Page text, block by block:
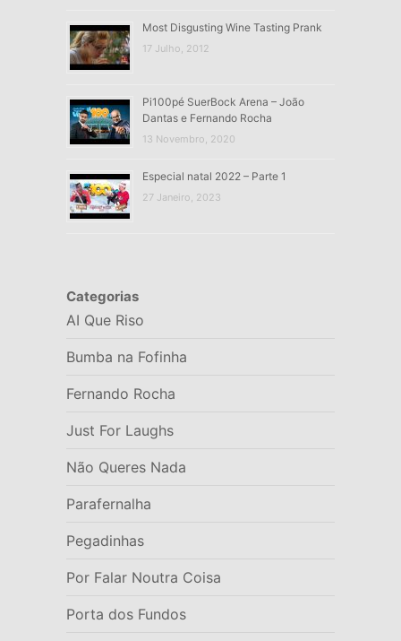
Most Disgusting Wine Tasting Prank
17 Julho, 2012
Pi100pé SuerBock Arena – João
Dantas e Fernando Rocha
13 Novembro, 2020
Especial natal 2022 – Parte 1
27 Janeiro, 2023
Categorias
AI Que Riso
Bumba na Fofinha
Fernando Rocha
Just For Laughs
Não Queres Nada
Parafernalha
Pegadinhas
Por Falar Noutra Coisa
Porta dos Fundos